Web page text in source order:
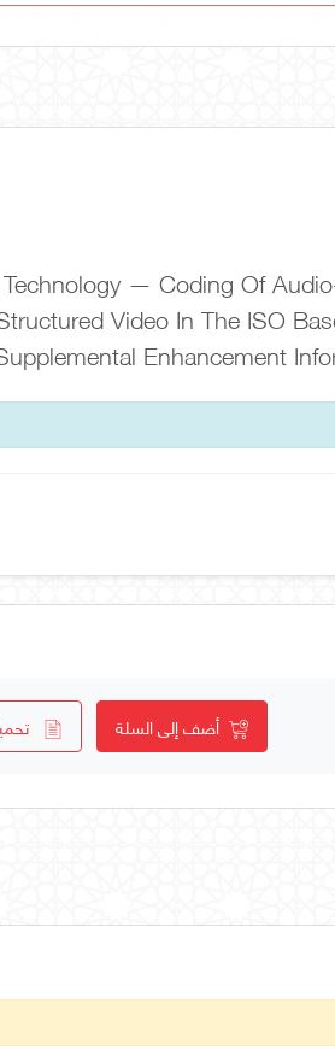
— Coding Of
Video In The ISO
Enhancement
أضف إلى السلة